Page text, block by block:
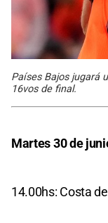
Países Bajos jugará
16vos de final.
Martes 30 de
14.00hs: Costa